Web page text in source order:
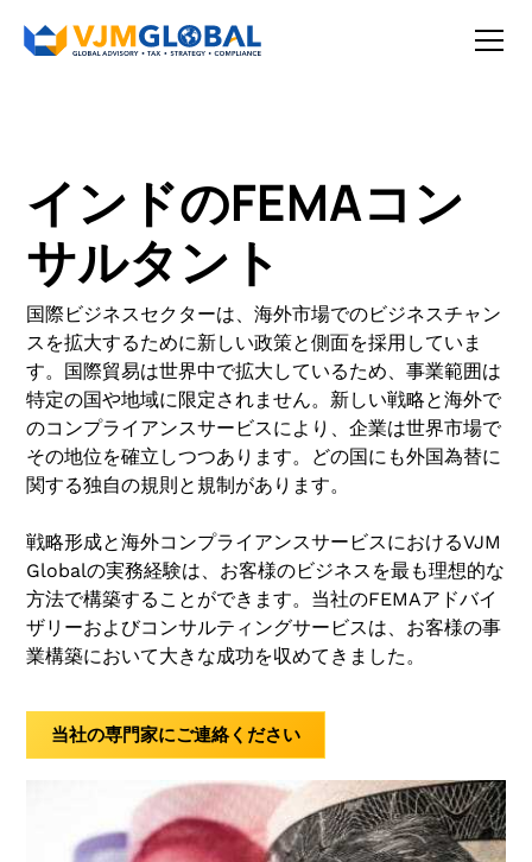
インドのFEMAコン
サルタント
国際ビジネスセクターは、海外市場でのビジネスチャン
スを拡大するために新しい政策と側面を採用していま
す。国際貿易は世界中で拡大しているため、事業範囲は
特定の国や地域に限定されません。新しい戦略と海外で
のコンプライアンスサービスにより、企業は世界市場で
その地位を確立しつつあります。どの国にも外国為替に
関する独自の規則と規制があります。
戦略形成と海外コンプライアンスサービスにおけるVJM
Globalの実務経験は、お客様のビジネスを最も理想的な
方法で構築することができます。当社のFEMAアドバイ
ザリーおよびコンサルティングサービスは、お客様の事
業構築において大きな成功を収めてきました。
当社の専門家にご連絡ください